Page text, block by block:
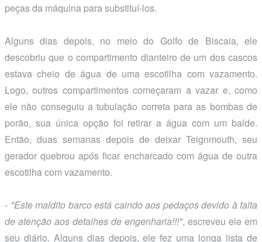
peças da máquina para substituí-los.
Alguns dias depois, no meio do Golfo de Biscaia, ele
descobriu que o compartimento dianteiro de um dos cascos
estava cheio de água de uma escotilha com vazamento.
Logo, outros compartimentos começaram a vazar e, como
ele não conseguiu a tubulação correta para as bombas de
porão, sua única opção foi retirar a água com um balde.
Então, duas semanas depois de deixar Teignmouth, seu
gerador quebrou após ficar encharcado com água de outra
escotilha com vazamento.
- "Este maldito barco está caindo aos pedaços devido à falta
de atenção aos detalhes de engenharia!!!", escreveu ele em
seu diário. Alguns dias depois, ele fez uma longa lista de